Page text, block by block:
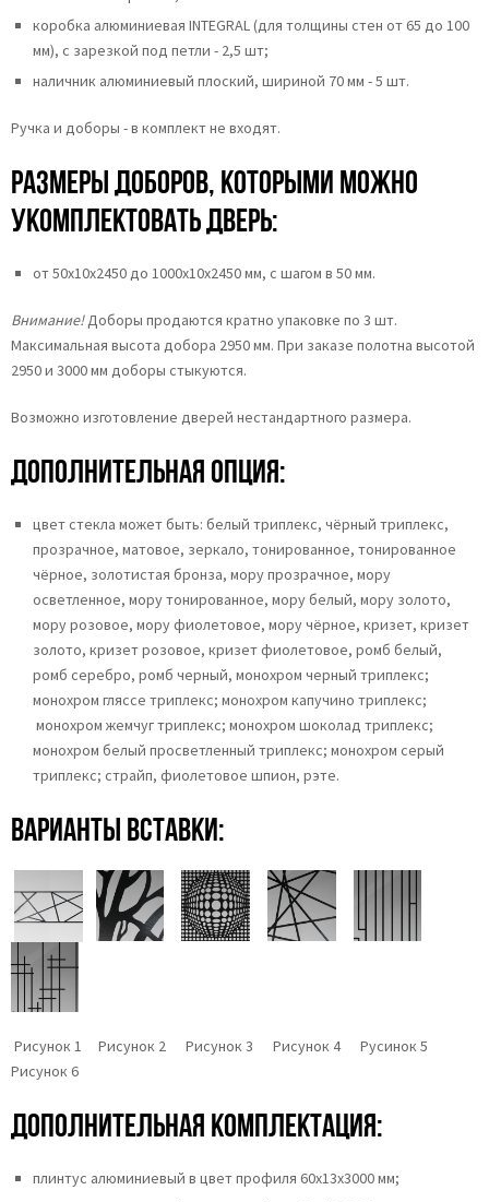
коробка алюминиевая INTEGRAL (для толщины стен от 65 до 100
мм), с зарезкой под петли - 2,5 шт;
наличник алюминиевый плоский, шириной 70 мм - 5 шт.
Ручка и доборы - в комплект не входят.
Размеры доборов, которыми можно
укомплектовать дверь:
от 50х10х2450 до 1000х10х2450 мм, с шагом в 50 мм.
Внимание!Доборы продаются кратно упаковке по 3 шт.
Максимальная высота добора 2950 мм. При заказе полотна высотой
2950 и 3000 мм доборы стыкуются.
Возможно изготовление дверей нестандартного размера.
Дополнительная опция:
цвет стекла может быть: белый триплекс, чёрный триплекс,
прозрачное, матовое, зеркало, тонированное, тонированное
чёрное, золотистая бронза, мору прозрачное, мору
осветленное, мору тонированное, мору белый, мору золото,
мору розовое, мору фиолетовое, мору чёрное, кризет, кризет
золото, кризет розовое, кризет фиолетовое, ромб белый,
ромб серебро, ромб черный, монохром черный триплекс;
монохром гляссе триплекс; монохром капучино триплекс;
монохром жемчуг триплекс; монохром шоколад триплекс;
монохром белый просветленный триплекс; монохром серый
триплекс; страйп, фиолетовое шпион, рэте.
Варианты вставки:
Рисунок 1 Рисунок 2 Рисунок 3 Рисунок 4 Русинок 5
Рисунок 6
Дополнительная комплектация:
плинтус алюминиевый в цвет профиля 60х13х3000 мм;